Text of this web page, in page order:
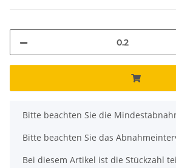
x
Bitte beachten Sie die
Bitte beachten Sie das
Bei diesem Artikel ist die Stückzahl